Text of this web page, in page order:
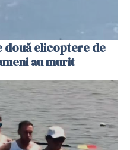
două elicoptere de
au murit